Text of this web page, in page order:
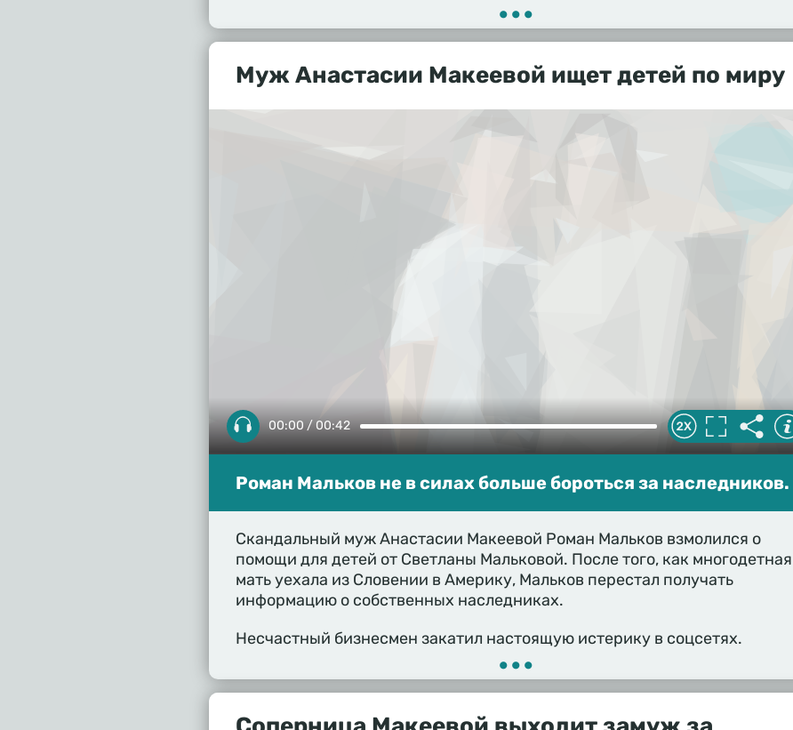
•••
Муж Анастасии Макеевой ищет детей по миру
00:00 / 00:42
Роман Мальков не в силах больше бороться за наследников.
Скандальный муж Анастасии Макеевой Роман Мальков взмолился о
помощи для детей от Светланы Мальковой. После того, как многодетная
мать уехала из Словении в Америку, Мальков перестал получать
информацию о собственных наследниках.
Несчастный бизнесмен закатил настоящую истерику в соцсетях.
•••